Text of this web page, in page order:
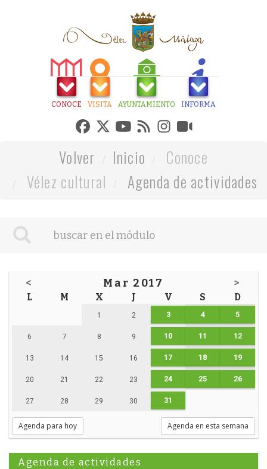
CONOCE VISITA AYUNTAMIENTO INFORMA
Volver Inicio
Conoce
Vélez cultural
Agenda de actividades
< Mar 2017 >
L M X J V S D
1 2 3 4 5
6 7 8 9 10 11 12
13 14 15 16 17 18 19
20 21 22 23 24 25 26
27 28 29 30 31
Agenda para hoy Agenda en esta semana
Agenda de actividades